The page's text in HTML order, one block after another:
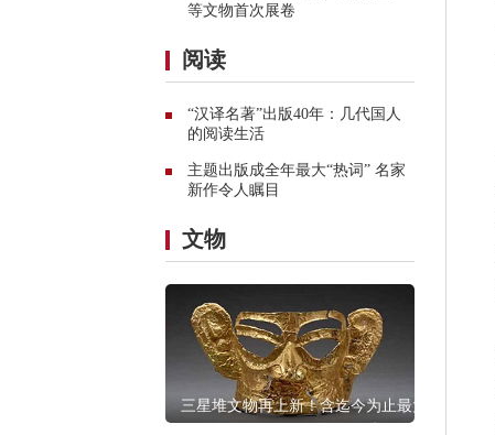
等文物首次展卷
阅读
“汉译名著”出版40年：几代国人
的阅读生活
主题出版成全年最大“热词” 名家
新作令人瞩目
文物
三星堆文物再上新！含迄今为止最大